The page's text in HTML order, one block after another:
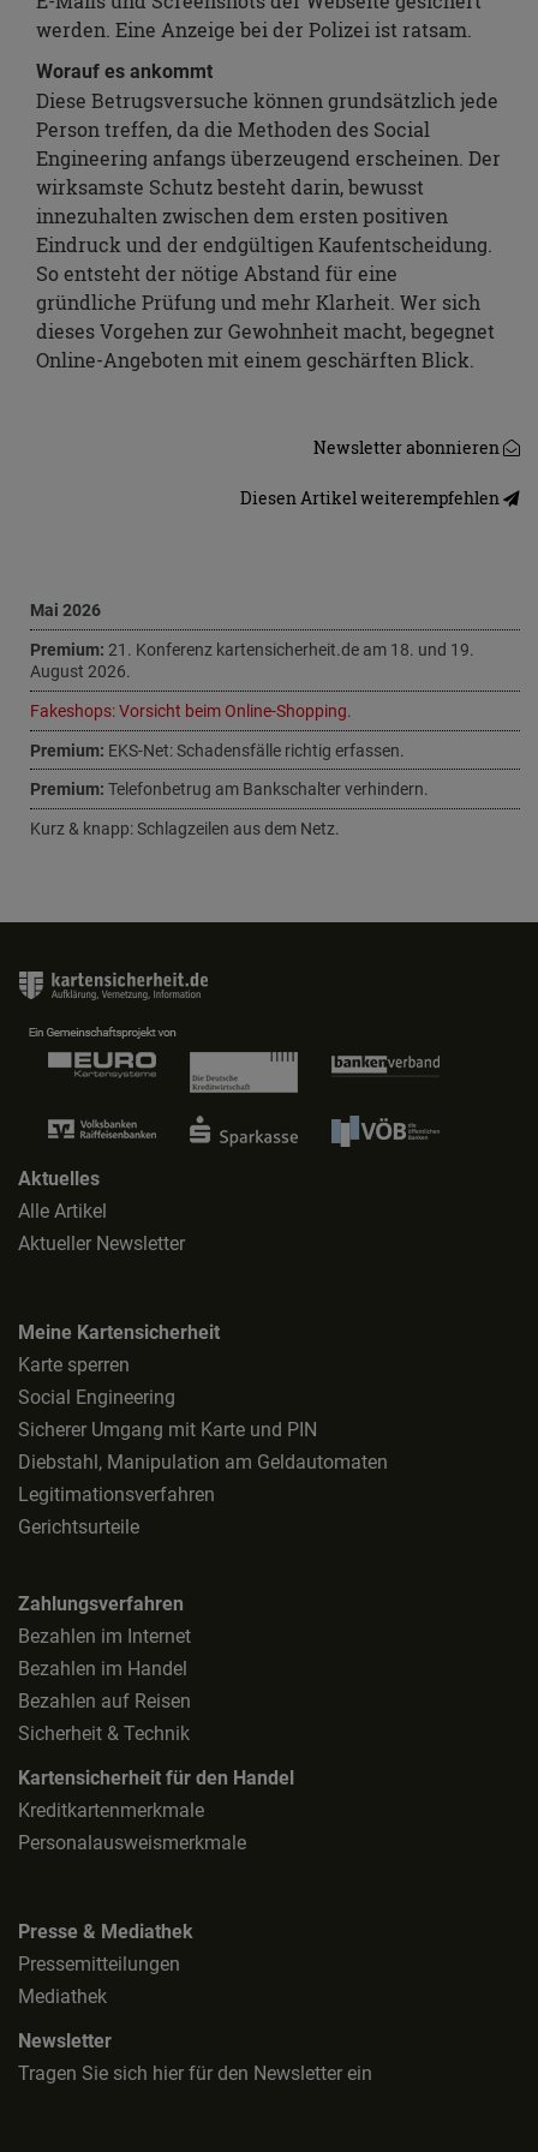
werden. Eine Anzeige bei der Polizei ist ratsam.
Worauf es ankommt
Diese Betrugsversuche können grundsätzlich jede
Person treffen, da die Methoden des Social
Engineering anfangs überzeugend erscheinen. Der
wirksamste Schutz besteht darin, bewusst
innezuhalten zwischen dem ersten positiven
Eindruck und der endgültigen Kaufentscheidung.
So entsteht der nötige Abstand für eine
gründliche Prüfung und mehr Klarheit. Wer sich
dieses Vorgehen zur Gewohnheit macht, begegnet
Online-Angeboten mit einem geschärften Blick.
Newsletter abonnieren
Diesen Artikel weiterempfehlen
Mai 2026
Premium: 21. Konferenz kartensicherheit.de am 18. und 19.
August 2026.
Fakeshops: Vorsicht beim Online-Shopping.
Premium: EKS-Net: Schadensfälle richtig erfassen.
Premium: Telefonbetrug am Bankschalter verhindern.
Kurz & knapp: Schlagzeilen aus dem Netz.
Aktuelles
Alle Artikel
Aktueller Newsletter
Meine Kartensicherheit
Karte sperren
Social Engineering
Sicherer Umgang mit Karte und PIN
Diebstahl, Manipulation am Geldautomaten
Legitimationsverfahren
Gerichtsurteile
Zahlungsverfahren
Bezahlen im Internet
Bezahlen im Handel
Bezahlen auf Reisen
Sicherheit & Technik
Kartensicherheit für den Handel
Kreditkartenmerkmale
Personalausweismerkmale
Presse & Mediathek
Pressemitteilungen
Mediathek
Newsletter
Tragen Sie sich hier für den Newsletter ein